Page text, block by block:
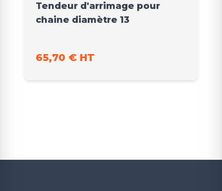
Tendeur d'arrimage pour
chaine diamètre 13
65,70 € HT